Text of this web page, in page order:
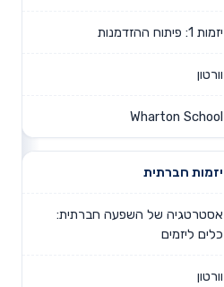
יזמות 1: פיתוח ההזדמנות
וורטון
Wharton School
יזמות חברתית
אסטרטגיה של השפעה חברתית:
כלים ליזמים
וורטון